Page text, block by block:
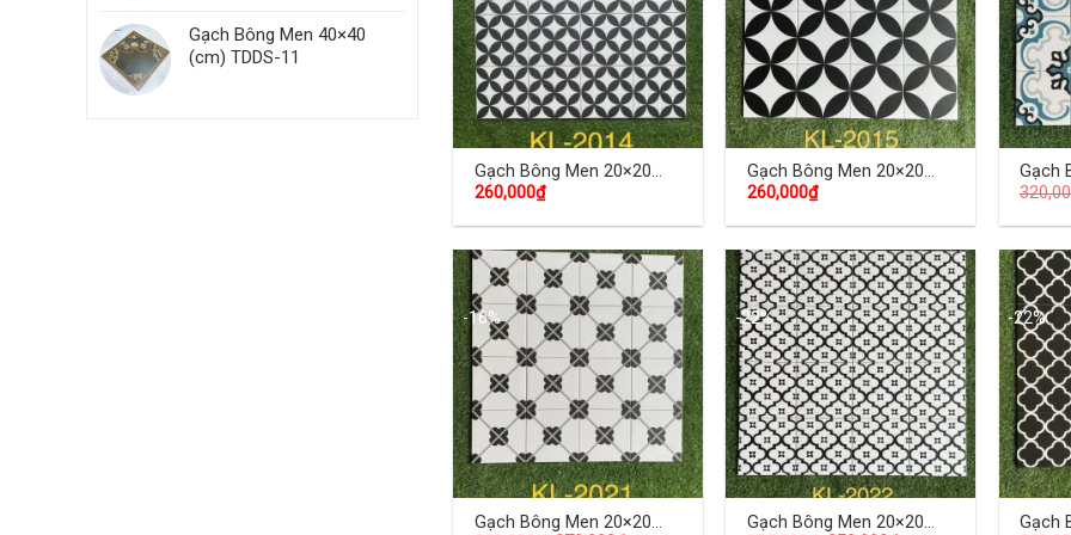
Gạch Bông Men 40×40
(cm) TDDS-11
Gạch Bông Men 20×20
(cm) TDKL-2014
260,000₫
Gạch Bông Men 20×20
(cm) TDKL-2015
260,000₫
Gạch
(cm)
-16%
Gạch Bông Men 20×20
-22%
Gạch Bông Men 20×20
-22%
Gạch